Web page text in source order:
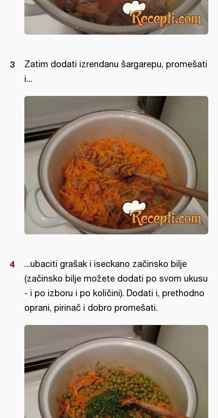
Zatim dodati izrendanu šargarepu, promešati
i...
...ubaciti grašak i iseckano začinsko bilje
(začinsko bilje možete dodati po svom ukusu
- i po izboru i po količini). Dodati i, prethodno
oprani, pirinač i dobro promešati.